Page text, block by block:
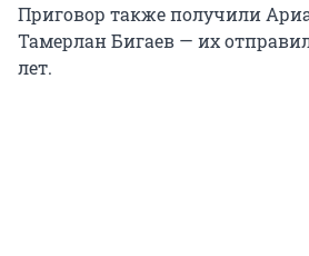
Приговор также получили
Тамерлан Бигаев — их
лет.